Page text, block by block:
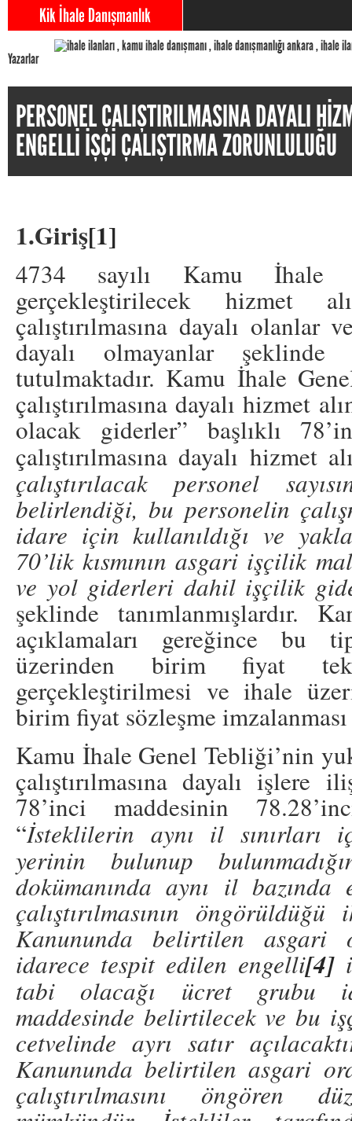
Kik İhale Danışmanlık
Yazarlar
PERSONEL ÇALIŞTIRILMASINA DAYALI
ENGELLİ İŞÇİ ÇALIŞTIRMA ZORUNLULUĞU
1.Giriş[1]
4734 sayılı Kamu İhale
gerçekleştirilecek hizmet
çalıştırılmasına dayalı olanlar
dayalı olmayanlar
tutulmaktadır. Kamu İhale
çalıştırılmasına dayalı hizmet
olacak giderler” başlıklı
çalıştırılmasına dayalı hizmet
çalıştırılacak personel
belirlendiği, bu personelin
idare için kullanıldığı ve
70’lik kısmının asgari işçilik
ve yol giderleri dahil işçilik
şeklinde tanımlanmışlardır.
açıklamaları gereğince bu
üzerinden birim fiyat
gerçekleştirilmesi ve ihale
birim fiyat sözleşme
Kamu İhale Genel Tebliği’nin
çalıştırılmasına dayalı işlere
78’inci maddesinin
“İsteklilerin aynı il sınırları
yerinin bulunup
dokümanında aynı il
çalıştırılmasının
Kanununda belirtilen asgari
idarece tespit edilen engelli[4]
tabi olacağı ücret grubu
maddesinde belirtilecek ve bu
cetvelinde ayrı satır
Kanununda belirtilen asgari
çalıştırılmasını öngören